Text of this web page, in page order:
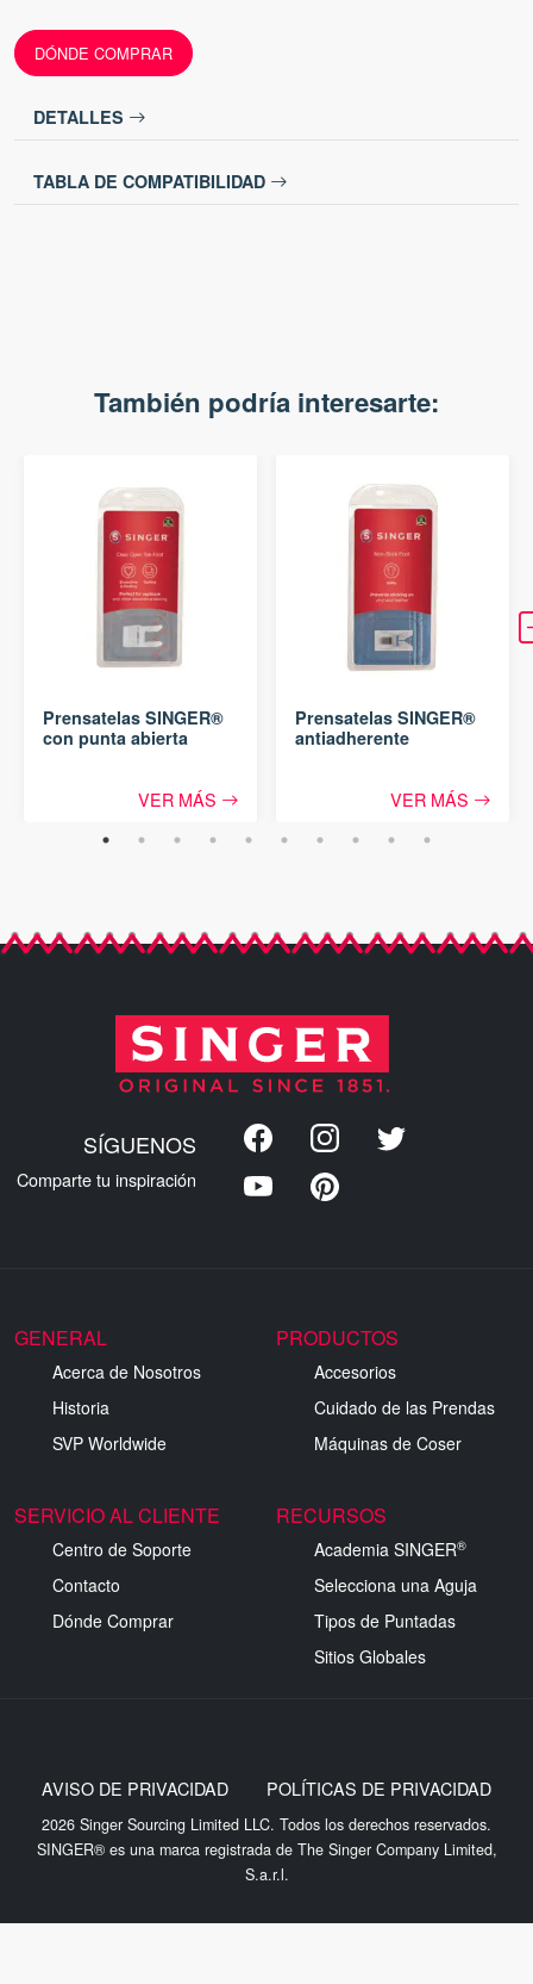
DÓNDE COMPRAR
DETALLES
TABLA DE COMPATIBILIDAD
También podría interesarte:
Prensatelas SINGER®
con punta abierta
VER MÁS
Prensatelas SINGER®
antiadherente
VER MÁS
SÍGUENOS
Comparte tu inspiración
GENERAL
Acerca de Nosotros
Historia
SVP Worldwide
PRODUCTOS
Accesorios
Cuidado de las Prendas
Máquinas de Coser
SERVICIO AL CLIENTE
Centro de Soporte
Contacto
Dónde Comprar
RECURSOS
Academia SINGER®
Selecciona una Aguja
Tipos de Puntadas
Sitios Globales
2026 Singer Sourcing Limited LLC. Todos los derechos reservados.
SINGER® es una marca registrada de The Singer Company Limited,
S.a.r.l.
AVISO DE PRIVACIDAD POLÍTICAS DE PRIVACIDAD